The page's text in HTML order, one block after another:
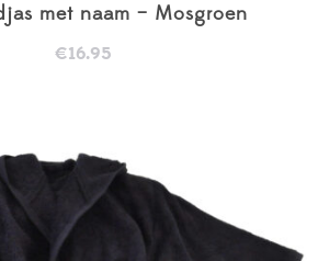
met naam – Mosgroen
€16.95